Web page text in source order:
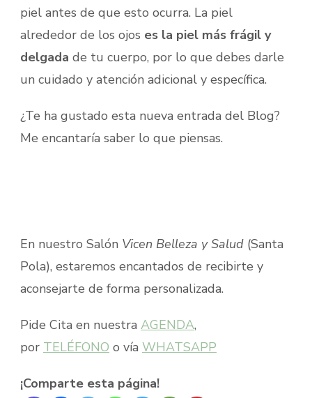
piel antes de que esto ocurra. La piel
alrededor de los ojos es la piel más frágil y
delgada de tu cuerpo, por lo que debes darle
un cuidado y atención adicional y específica.
¿Te ha gustado esta nueva entrada del Blog?
Me encantaría saber lo que piensas.
En nuestro Salón Vicen Belleza y Salud (Santa
Pola), estaremos encantados de recibirte y
aconsejarte de forma personalizada.
Pide Cita en nuestra AGENDA,
por TELÉFONO o vía WHATSAPP
¡Comparte esta página!